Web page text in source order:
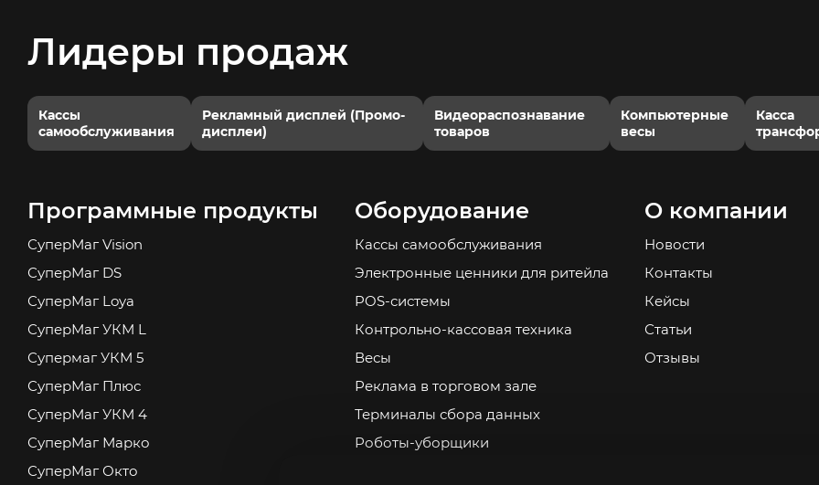
Лидеры продаж
Кассы
самообслуживания
Рекламный дисплей (Промо-
дисплеи)
Видеораспознавание
товаров
Компьютерные
весы
Касса
Программные продукты
СуперМаг Vision
СуперМаг DS
СуперМаг Loya
СуперМаг УКМ L
Супермаг УКМ 5
СуперМаг Плюс
СуперМаг УКМ 4
СуперМаг Марко
СуперМаг Окто
Оборудование
Кассы самообслуживания
Электронные ценники для ритейла
POS-системы
Контрольно-кассовая техника
Весы
Реклама в торговом зале
Терминалы сбора данных
Роботы-уборщики
О компании
Новости
Контакты
Кейсы
Статьи
Отзывы